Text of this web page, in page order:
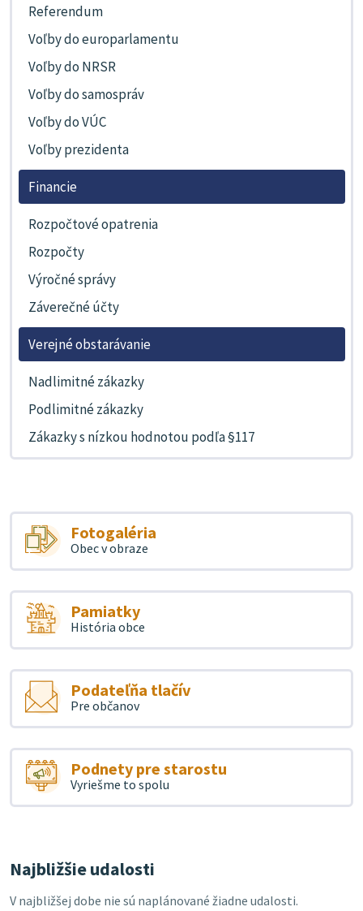
Referendum
Voľby do europarlamentu
Voľby do NRSR
Voľby do samospráv
Voľby do VÚC
Voľby prezidenta
Financie
Rozpočtové opatrenia
Rozpočty
Výročné správy
Záverečné účty
Verejné obstarávanie
Nadlimitné zákazky
Podlimitné zákazky
Zákazky s nízkou hodnotou podľa §117
Fotogaléria
Obec v obraze
Pamiatky
História obce
Podateľňa tlačív
Pre občanov
Podnety pre starostu
Vyriešme to spolu
Najbližšie udalosti
V najbližšej dobe nie sú naplánované žiadne udalosti.